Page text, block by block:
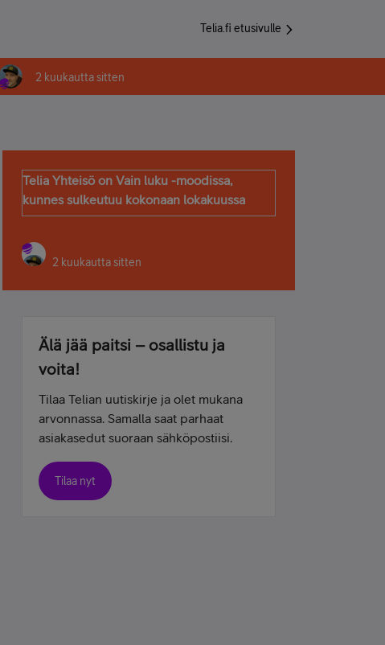
Telia.fi etusivulle
2 kuukautta sitten
Telia Yhteisö on Vain luku -moodissa,
kunnes sulkeutuu kokonaan lokakuussa
2 kuukautta sitten
Älä jää paitsi – osallistu ja
voita!
Tilaa Telian uutiskirje ja olet mukana
arvonnassa. Samalla saat parhaat
asiakasedut suoraan sähköpostiisi.
Tilaa nyt